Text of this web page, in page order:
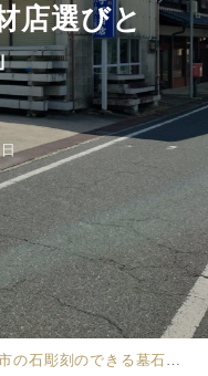
店選びと
石彫刻のできる墓石店